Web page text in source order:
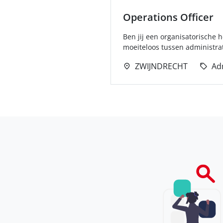
Operations Officer
Ben jij een organisatorische
moeiteloos tussen
ZWIJNDRECHT